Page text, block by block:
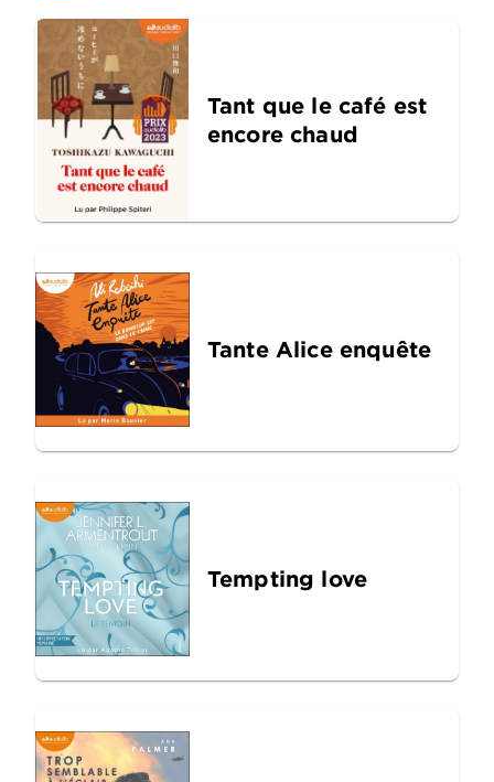
Tant que le café est
encore chaud
Tante Alice enquête
Tempting love